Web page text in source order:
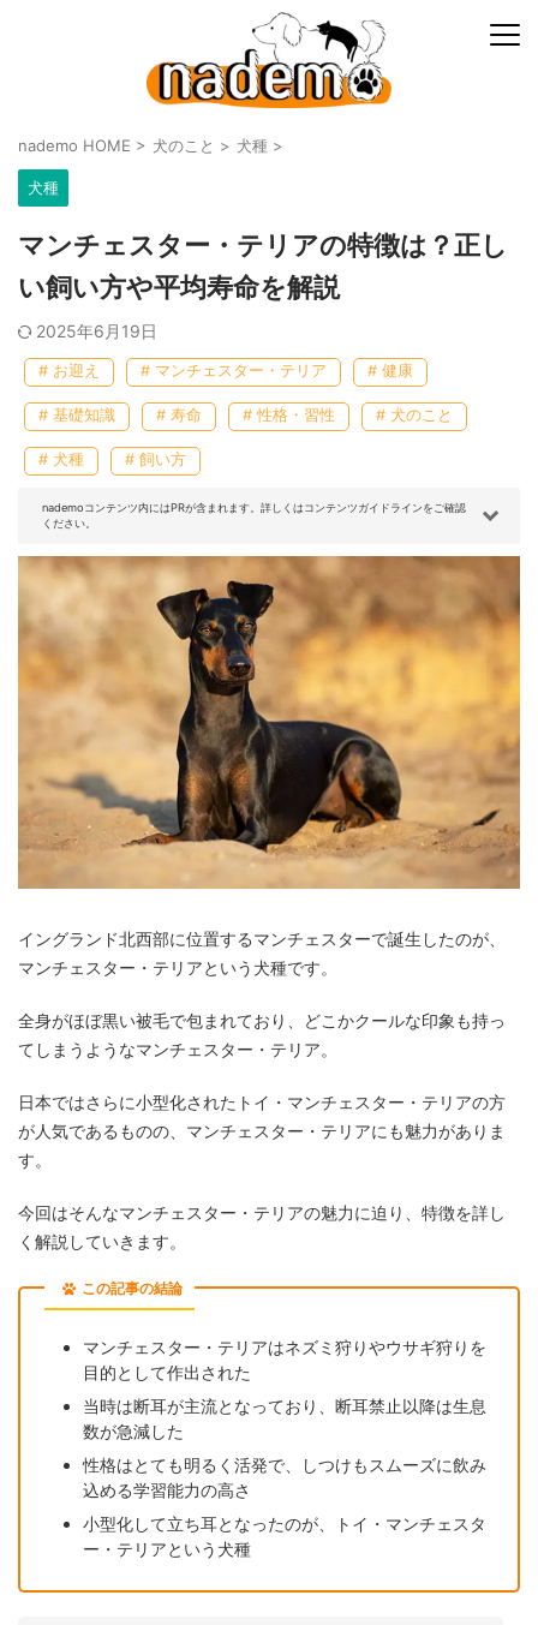
nademo HOME > 犬のこと > 犬種 >
犬種
マンチェスター・テリアの特徴は？正し
い飼い方や平均寿命を解説
2025年6月19日
# お迎え # マンチェスター・テリア # 健康
# 基礎知識 # 寿命 # 性格・習性 # 犬のこと
# 犬種 # 飼い方
nademoコンテンツ内にはPRが含まれます。詳しくはコンテンツガイドラインをご確認
ください。
イングランド北西部に位置するマンチェスターで誕生したのが、
マンチェスター・テリアという犬種です。
全身がほぼ黒い被毛で包まれており、どこかクールな印象も持っ
てしまうようなマンチェスター・テリア。
日本ではさらに小型化されたトイ・マンチェスター・テリアの方
が人気であるものの、マンチェスター・テリアにも魅力がありま
す。
今回はそんなマンチェスター・テリアの魅力に迫り、特徴を詳し
く解説していきます。
この記事の結論
マンチェスター・テリアはネズミ狩りやウサギ狩りを
目的として作出された
当時は断耳が主流となっており、断耳禁止以降は生息
数が急減した
性格はとても明るく活発で、しつけもスムーズに飲み
込める学習能力の高さ
小型化して立ち耳となったのが、トイ・マンチェスタ
ー・テリアという犬種